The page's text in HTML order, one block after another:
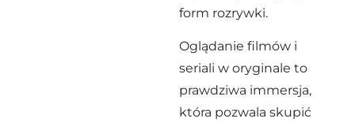
form rozrywki.
Oglądanie filmów i
seriali w oryginale to
prawdziwa immersja,
która pozwala skupić